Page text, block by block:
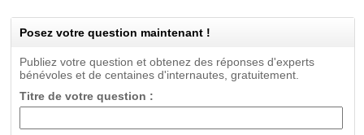
Posez votre question maintenant !
Publiez votre question et obtenez des réponses d'experts
bénévoles et de centaines d'internautes, gratuitement.
Titre de votre question :